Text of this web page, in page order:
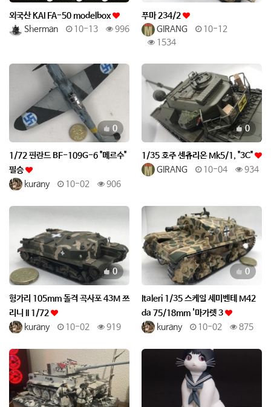
외국산 KAI FA-50 modelbox
Sherman
10-13 996
푸마 234/2
GIRANG
10-12
1534
추천 0
1/72 핀란드 BF-109G-6 "메르수"
필승
kurany
10-02 906
추천 0
1/35 호주 센츄리온 Mk5/1, "3C"
GIRANG
10-04 934
추천 0
헝가리 105mm 돌격 곡사포 43M 쯔
리니 II 1/72
kurany
10-02 919
추천 0
Italeri 1/35 스케일 세미벤테 M42
da 75/18mm '마가렛 3
kurany
10-02 875